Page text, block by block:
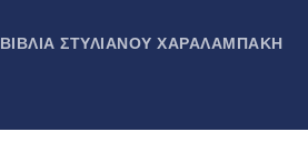
ΒΙΒΛΙΑ ΣΤΥΛΙΑΝΟΥ ΧΑΡΑΛΑΜΠΑΚΗ